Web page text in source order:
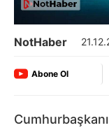
NotHaber
Abone Ol